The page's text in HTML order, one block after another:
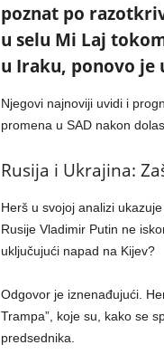
poznat po
u selu Mi Laj
u Iraku, ponovo je
Njegovi najnoviji uvidi i
promena u SAD nakon
Rusija i Ukrajina:
Herš u svojoj analizi
Rusije Vladimir Putin ne
uključujući napad na Kijev?
Odgovor je iznenađujući.
Trampa”, koje su, kako se
predsednika.